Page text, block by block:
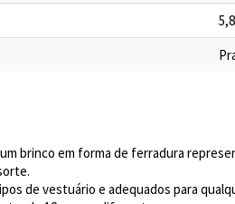
brinco em forma de ferradura
de vestuário e adequados para